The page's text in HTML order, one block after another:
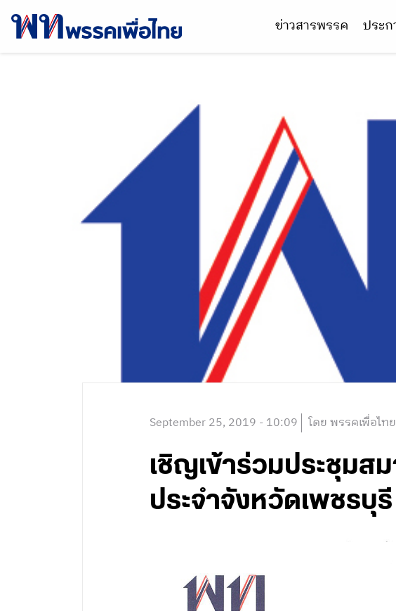
ข่าวสารพรรค ประ
September 25, 2019 - 10:09 โดย พรรคเพื่อไทย
เชิญเข้าร่วมประชุม
ประจำจังหวัดเพชรบุรี